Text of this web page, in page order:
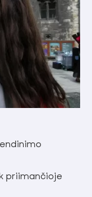
priimančioje